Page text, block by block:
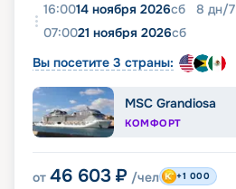
16:0014 ноября 2026сб 8 дн/7
07:0021 ноября 2026сб
Вы посетите 3 страны:
MSC Grandiosa
КОМФОРТ
от 46 603 ₽ /чел +1 000